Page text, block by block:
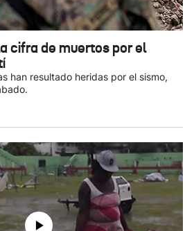
cifra de muertos por el
han resultado heridas por el sismo,